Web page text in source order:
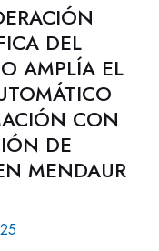
DEL
AMPLÍA EL
CON
DE
MENDAUR